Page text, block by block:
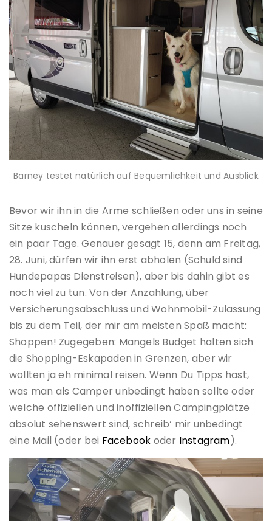
Barney testet natürlich auf Bequemlichkeit und Ausblick
Bevor wir ihn in die Arme schließen oder uns in seine
Sitze kuscheln können, vergehen allerdings noch
ein paar Tage. Genauer gesagt 15, denn am Freitag,
28. Juni, dürfen wir ihn erst abholen (Schuld sind
Hundepapas Dienstreisen), aber bis dahin gibt es
noch viel zu tun. Von der Anzahlung, über
Versicherungsabschluss und Wohnmobil-Zulassung
bis zu dem Teil, der mir am meisten Spaß macht:
Shoppen! Zugegeben: Mangels Budget halten sich
die Shopping-Eskapaden in Grenzen, aber wir
wollten ja eh minimal reisen. Wenn Du Tipps hast,
was man als Camper unbedingt haben sollte oder
welche offiziellen und inoffiziellen Campingplätze
absolut sehenswert sind, schreib‘ mir unbedingt
eine Mail (oder bei Facebook oder Instagram).